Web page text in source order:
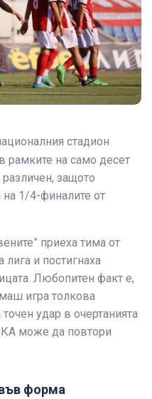
стадион
рамките на само десет
защото
на 1/4-финалите от
приеха тима от
и постигнаха
Любопитен факт е,
игра толкова
удар в очертанията
може да повтори
форма